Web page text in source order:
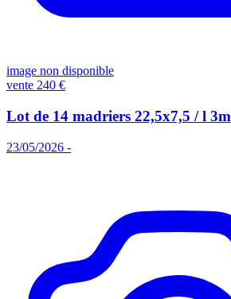
image non disponible
vente 240 €
Lot de 14 madriers 22,5x7,5 / l 3m
23/05/2026 -